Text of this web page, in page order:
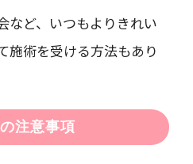
など、いつもよりきれい
施術を受ける方法もあり
注意事項